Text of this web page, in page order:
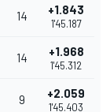
14 +1.843
1'45.187
14 +1.968
1'45.312
9 +2.059
1'45.403